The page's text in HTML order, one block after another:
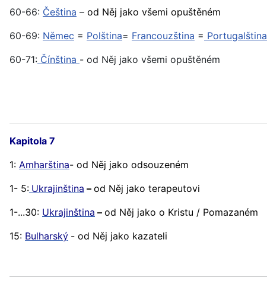
60-66: Čeština – od Něj jako všemi opuštěném
60-69: Němec = Polština= Francouzština = Portugalština
60-71: Čínština - od Něj jako všemi opuštěném
Kapitola 7
1: Amharština- od Něj jako odsouzeném
1- 5: Ukrajinština – od Něj jako terapeutovi
1-...30: Ukrajinština – od Něj jako o Kristu / Pomazaném
15: Bulharský - od Něj jako kazateli